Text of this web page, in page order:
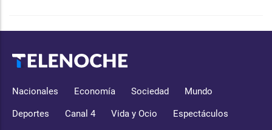
Nacionales Economía Sociedad Mundo
Deportes Canal 4 Vida y Ocio Espectáculos